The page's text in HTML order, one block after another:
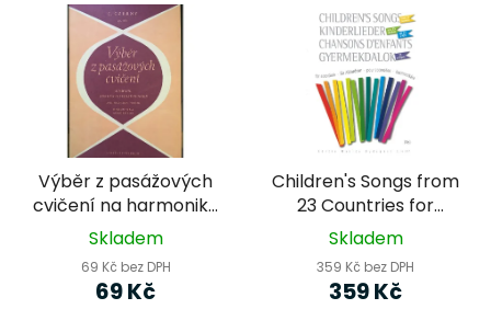
Výběr z pasážových
cvičení na harmoniku
- C.Czerny op. 261
Skladem
69 Kč bez DPH
69 Kč
Children's Songs from
23 Countries for
accordion
Skladem
359 Kč bez DPH
359 Kč